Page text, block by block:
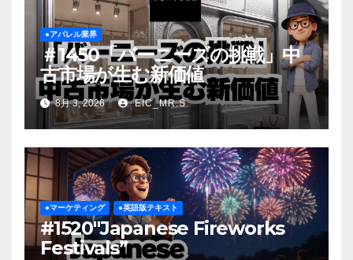
●アパレル業界
＃1450「バーニーズの挑戦」中
古市場が生む新価値
8月 3, 2026 EIC_MR.S
●マーケティング ●英語版テキスト
#1520″Japanese Fireworks
Festivals”